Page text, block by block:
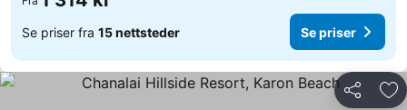
Se priser fra 15 nettsteder Se priser
Del